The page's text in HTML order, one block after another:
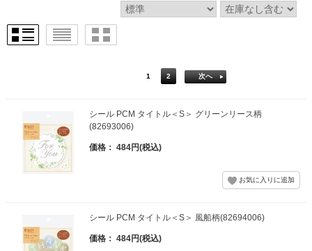
1 2 次へ
シール PCM タイトル＜S＞ グリーンリース柄
(82693006)
価格： 484円(税込)
シール PCM タイトル＜S＞ 風船柄(82694006)
価格： 484円(税込)